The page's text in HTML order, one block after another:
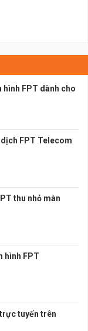
hình FPT dành cho
FPT Telecom
thu nhỏ màn
hình FPT
tuyến trên